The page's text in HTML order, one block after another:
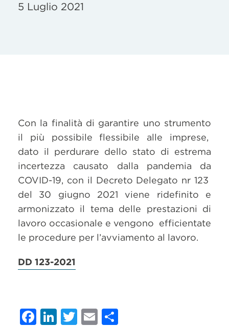
5 Luglio 2021
Con la finalità di garantire uno strumento
il più possibile flessibile alle imprese,
dato il perdurare dello stato di estrema
incertezza causato dalla pandemia da
COVID-19, con il Decreto Delegato nr 123
del 30 giugno 2021 viene ridefinito e
armonizzato il tema delle prestazioni di
lavoro occasionale e vengono efficientate
le procedure per l’avviamento al lavoro.
DD 123-2021
Facebook
LinkedIn
Twitter
Email